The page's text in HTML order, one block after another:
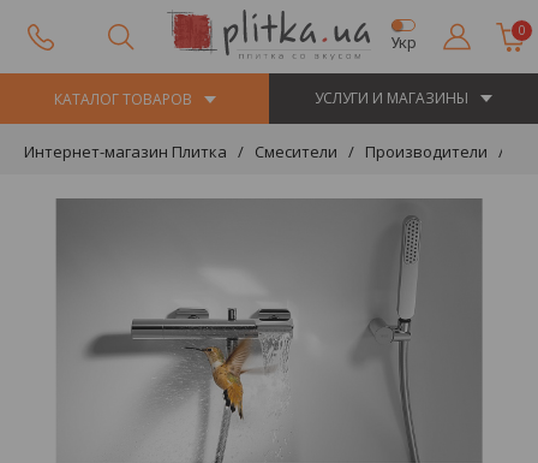
Укр
0
КАТАЛОГ ТОВАРОВ УСЛУГИ И МАГАЗИНЫ
Интернет-магазин Плитка Смесители Производители